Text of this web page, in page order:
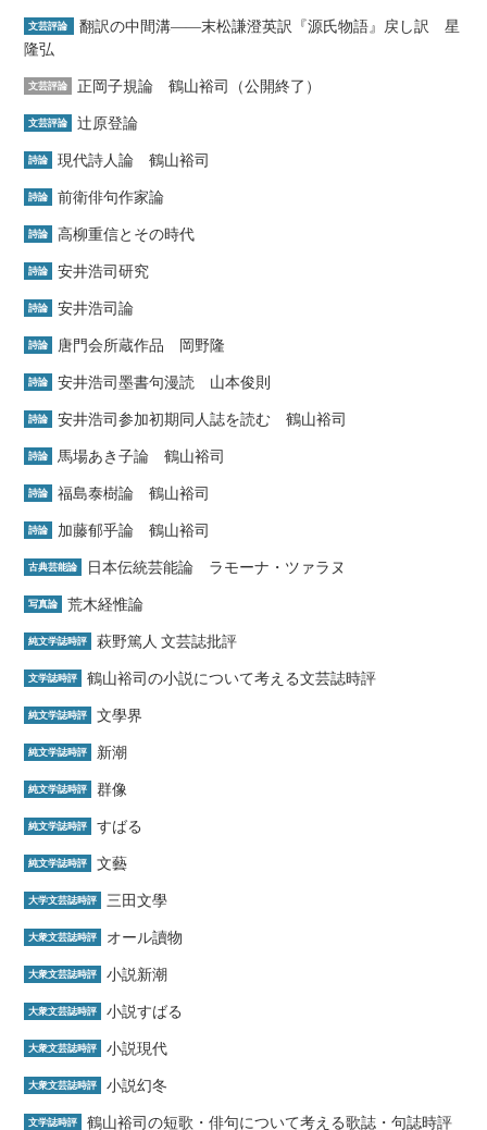
文芸評論
翻訳の中間溝――末松謙澄英訳『源氏物語』戻し訳 星
隆弘
文芸評論 正岡子規論 鶴山裕司（公開終了）
文芸評論 辻原登論
詩論 現代詩人論 鶴山裕司
詩論 前衛俳句作家論
詩論 高柳重信とその時代
詩論 安井浩司研究
詩論 安井浩司論
詩論 唐門会所蔵作品 岡野隆
詩論 安井浩司墨書句漫読 山本俊則
詩論 安井浩司参加初期同人誌を読む 鶴山裕司
詩論 馬場あき子論 鶴山裕司
詩論 福島泰樹論 鶴山裕司
詩論 加藤郁乎論 鶴山裕司
古典芸能論 日本伝統芸能論 ラモーナ・ツァラヌ
写真論 荒木経惟論
純文学誌時評 萩野篤人 文芸誌批評
文学誌時評 鶴山裕司の小説について考える文芸誌時評
純文学誌時評 文學界
純文学誌時評 新潮
純文学誌時評 群像
純文学誌時評 すばる
純文学誌時評 文藝
大学文芸誌時評 三田文學
大衆文芸誌時評 オール讀物
大衆文芸誌時評 小説新潮
大衆文芸誌時評 小説すばる
大衆文芸誌時評 小説現代
大衆文芸誌時評 小説幻冬
文学誌時評 鶴山裕司の短歌・俳句について考える歌誌・句誌時評